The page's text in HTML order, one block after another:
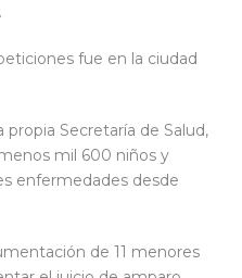
fue en la ciudad
Secretaría de Salud,
mil 600 niños y
enfermedades desde
de 11 menores